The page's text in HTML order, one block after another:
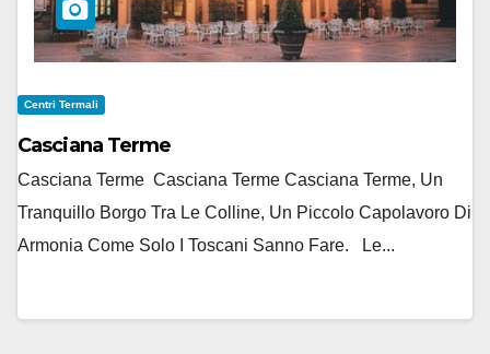
Centri Termali
Casciana Terme
Casciana Terme Casciana Terme Casciana Terme, Un
Tranquillo Borgo Tra Le Colline, Un Piccolo Capolavoro Di
Armonia Come Solo I Toscani Sanno Fare. Le...